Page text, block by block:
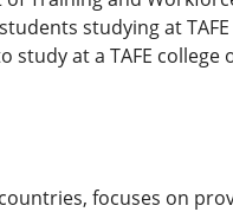
studying at TAFE
at a TAFE college
focuses on